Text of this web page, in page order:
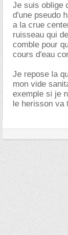
Je suis oblige
d'une pseudo
a la crue
ruisseau qui
comble pour
cours d'eau
Je repose la
mon vide
exemple si je
le herisson va